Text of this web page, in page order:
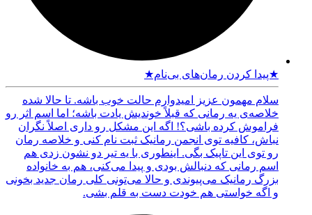
★پیدا کردن رمان‌های بی‌نام★
سلام مهمون عزیز امیدوارم حالت خوب باشه. تا حالا شده
خلاصه‌ی یه رمانی که قبلاً خوندیش یادت باشه؛ اما اسم اثر رو
فراموش کرده باشی؟! اگه این مشکل رو داری اصلاً نگران
نباش، کافیه توی انجمن رمانیک ثبت نام کنی و خلاصه رمان
رو توی این تاپیک بگی. اینطوری با یه تیر دو نشون زدی هم
اسم رمانی که دنبالش بودی و پیدا می‌کنی، هم به خانواده
بزرگ رمانیک می‌پیوندی و حالا می‌تونی کلی رمان جدید بخونی
و اگه خواستی هم خودت دست به قلم بشی.